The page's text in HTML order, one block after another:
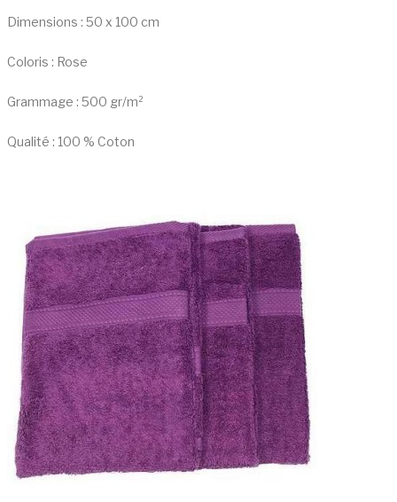
Dimensions : 50 x 100 cm
Coloris : Rose
Grammage : 500 gr/m²
Qualité : 100 % Coton